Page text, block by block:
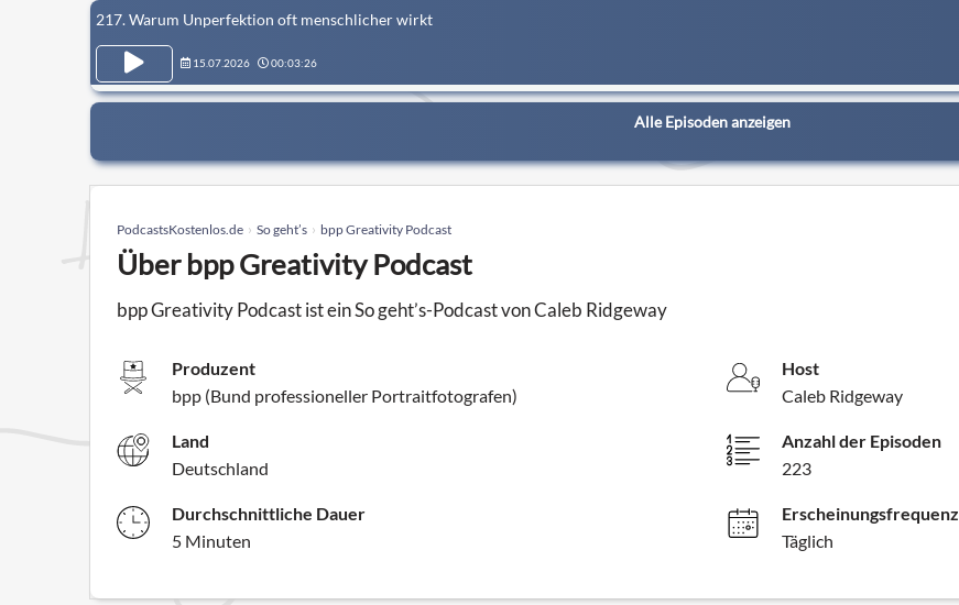
217. Warum Unperfektion oft menschlicher wirkt
15.07.2026 00:03:26
Alle Episoden anzeigen
PodcastsKostenlos.de So geht’s bpp Greativity Podcast
Über bpp Greativity Podcast
bpp Greativity Podcast ist ein So geht’s-Podcast von Caleb Ridgeway
Produzent
bpp (Bund professioneller Portraitfotografen)
Host
Caleb Ridgeway
Land
Deutschland
Anzahl der Episoden
223
Durchschnittliche Dauer
5 Minuten
Erscheinungsfrequenz
Täglich